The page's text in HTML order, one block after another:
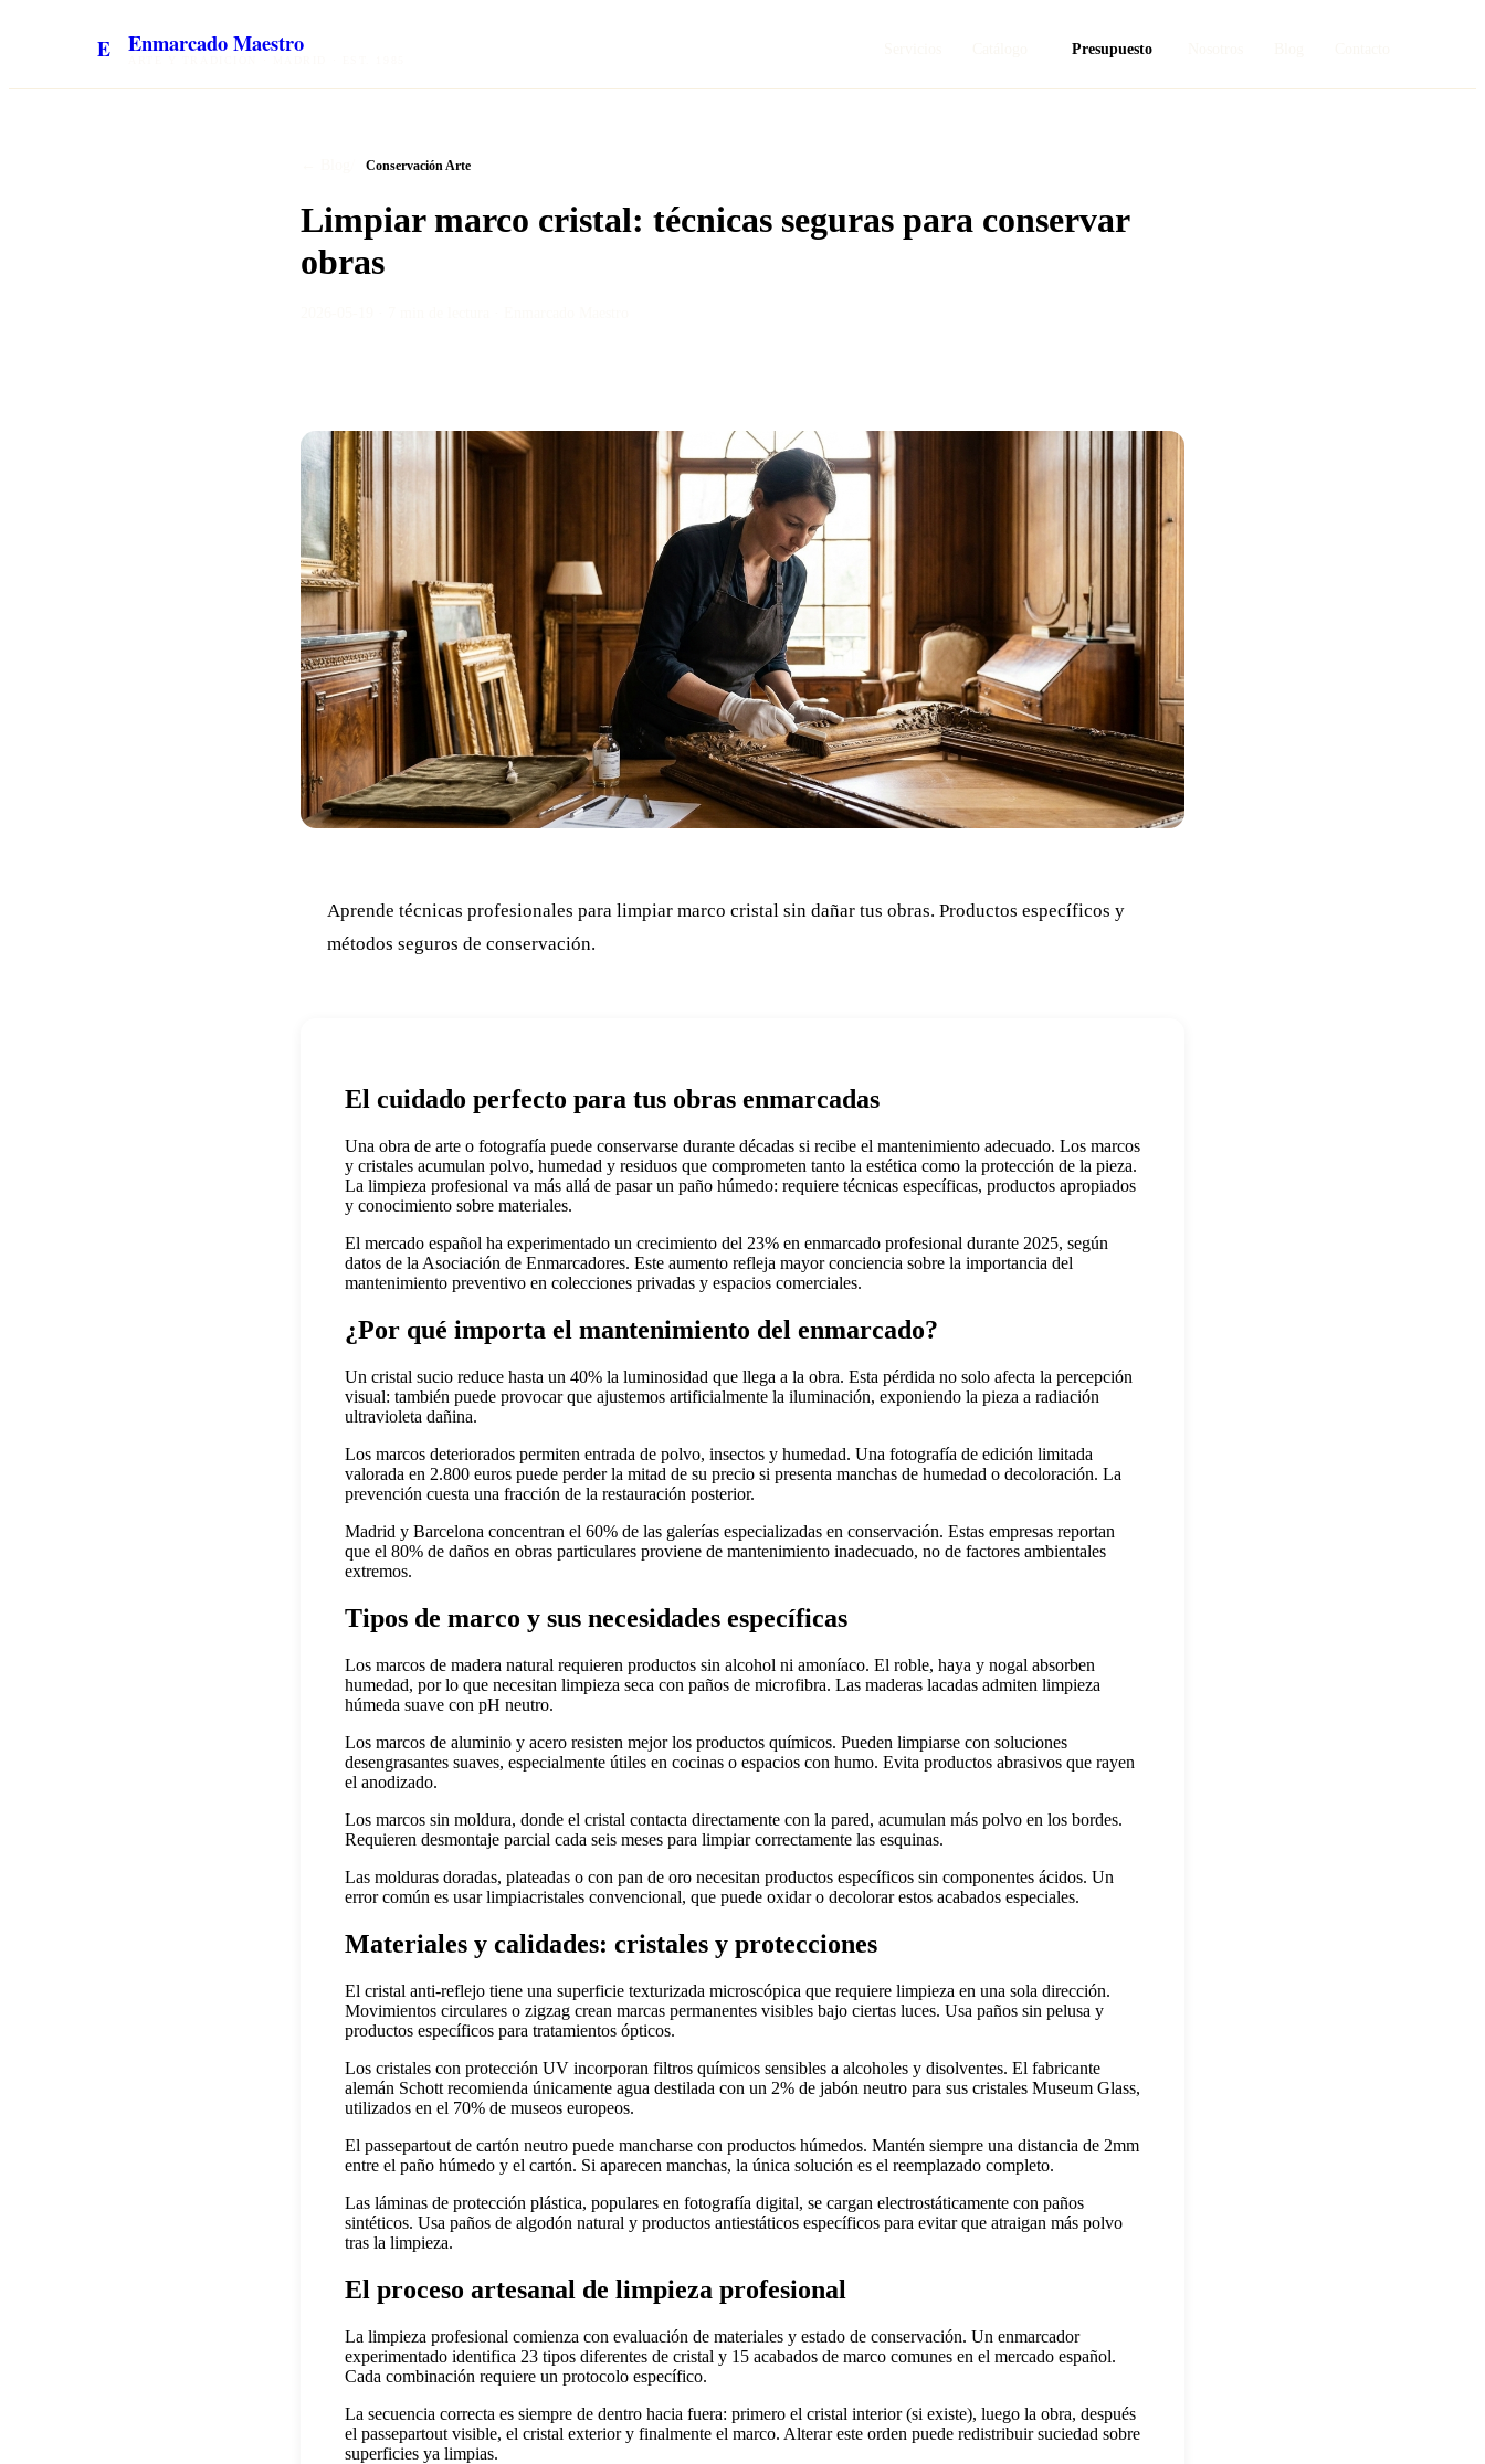
E Enmarcado Maestro Presupuesto
Conservación Arte
Limpiar marco cristal: técnicas seguras para conservar
obras
Aprende técnicas profesionales para limpiar marco cristal sin dañar tus obras. Productos específicos y
métodos seguros de conservación.
El cuidado perfecto para tus obras enmarcadas
Una obra de arte o fotografía puede conservarse durante décadas si recibe el mantenimiento adecuado. Los marcos
y cristales acumulan polvo, humedad y residuos que comprometen tanto la estética como la protección de la pieza.
La limpieza profesional va más allá de pasar un paño húmedo: requiere técnicas específicas, productos apropiados
y conocimiento sobre materiales.
El mercado español ha experimentado un crecimiento del 23% en enmarcado profesional durante 2025, según
datos de la Asociación de Enmarcadores. Este aumento refleja mayor conciencia sobre la importancia del
mantenimiento preventivo en colecciones privadas y espacios comerciales.
¿Por qué importa el mantenimiento del enmarcado?
Un cristal sucio reduce hasta un 40% la luminosidad que llega a la obra. Esta pérdida no solo afecta la percepción
visual: también puede provocar que ajustemos artificialmente la iluminación, exponiendo la pieza a radiación
ultravioleta dañina.
Los marcos deteriorados permiten entrada de polvo, insectos y humedad. Una fotografía de edición limitada
valorada en 2.800 euros puede perder la mitad de su precio si presenta manchas de humedad o decoloración. La
prevención cuesta una fracción de la restauración posterior.
Madrid y Barcelona concentran el 60% de las galerías especializadas en conservación. Estas empresas reportan
que el 80% de daños en obras particulares proviene de mantenimiento inadecuado, no de factores ambientales
extremos.
Tipos de marco y sus necesidades específicas
Los marcos de madera natural requieren productos sin alcohol ni amoníaco. El roble, haya y nogal absorben
humedad, por lo que necesitan limpieza seca con paños de microfibra. Las maderas lacadas admiten limpieza
húmeda suave con pH neutro.
Los marcos de aluminio y acero resisten mejor los productos químicos. Pueden limpiarse con soluciones
desengrasantes suaves, especialmente útiles en cocinas o espacios con humo. Evita productos abrasivos que rayen
el anodizado.
Los marcos sin moldura, donde el cristal contacta directamente con la pared, acumulan más polvo en los bordes.
Requieren desmontaje parcial cada seis meses para limpiar correctamente las esquinas.
Las molduras doradas, plateadas o con pan de oro necesitan productos específicos sin componentes ácidos. Un
error común es usar limpiacristales convencional, que puede oxidar o decolorar estos acabados especiales.
Materiales y calidades: cristales y protecciones
El cristal anti-reflejo tiene una superficie texturizada microscópica que requiere limpieza en una sola dirección.
Movimientos circulares o zigzag crean marcas permanentes visibles bajo ciertas luces. Usa paños sin pelusa y
productos específicos para tratamientos ópticos.
Los cristales con protección UV incorporan filtros químicos sensibles a alcoholes y disolventes. El fabricante
alemán Schott recomienda únicamente agua destilada con un 2% de jabón neutro para sus cristales Museum Glass,
utilizados en el 70% de museos europeos.
El passepartout de cartón neutro puede mancharse con productos húmedos. Mantén siempre una distancia de 2mm
entre el paño húmedo y el cartón. Si aparecen manchas, la única solución es el reemplazado completo.
Las láminas de protección plástica, populares en fotografía digital, se cargan electrostáticamente con paños
sintéticos. Usa paños de algodón natural y productos antiestáticos específicos para evitar que atraigan más polvo
tras la limpieza.
El proceso artesanal de limpieza profesional
La limpieza profesional comienza con evaluación de materiales y estado de conservación. Un enmarcador
experimentado identifica 23 tipos diferentes de cristal y 15 acabados de marco comunes en el mercado español.
Cada combinación requiere un protocolo específico.
La secuencia correcta es siempre de dentro hacia fuera: primero el cristal interior (si existe), luego la obra, después
el passepartout visible, el cristal exterior y finalmente el marco. Alterar este orden puede redistribuir suciedad sobre
superficies ya limpias.